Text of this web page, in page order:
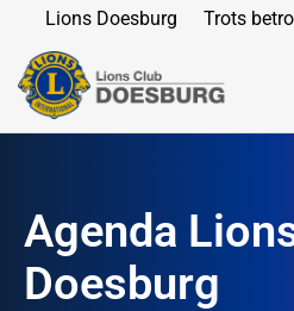
Lions Doesburg Trots
Agenda
Doesburg